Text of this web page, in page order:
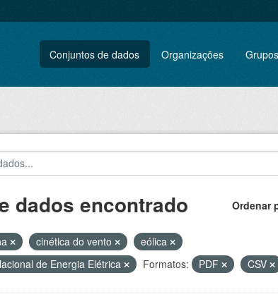
Conjuntos de dados Organizações Grupos
Ordenar
dados encontrado
cinética do vento
eólica
de Energia Elétrica Formatos: PDF CSV